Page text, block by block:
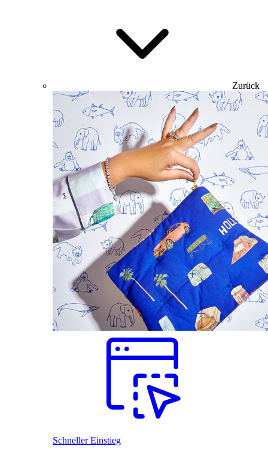
Zurück
Schneller Einstieg